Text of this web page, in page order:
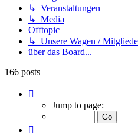
↳ Veranstaltungen
↳ Media
Offtopic
↳ Unsere Wagen /
über das Board...
166 posts
17
Jump to page: